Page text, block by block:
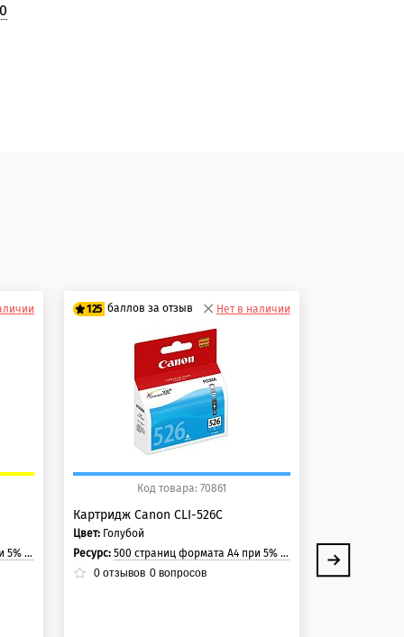
125 баллов за отзыв
125 баллов
Нет в наличии
Код товара: 70861
Картридж Canon CLI-526C
Цвет: Голубой
Ресурс: 500 страниц формата А4 при 5% заполнении страницы.
0отзывов 0вопросов
Ресурс: